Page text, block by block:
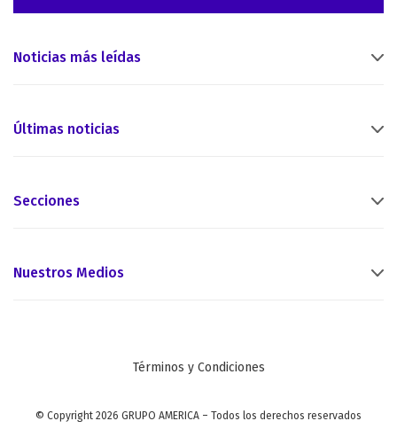
Noticias más leídas
Últimas noticias
Secciones
Nuestros Medios
Términos y Condiciones
© Copyright 2026 GRUPO AMERICA – Todos los derechos reservados